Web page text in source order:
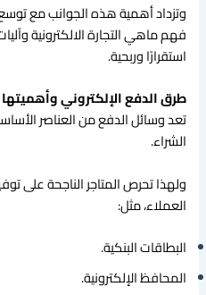
وتزداد أهمية هذه الجوانب مع
فهم ماهي التجارة الالكترونية
استقرارًا وربحية.
طرق الدفع الإلكتروني وأهميتها
تعد وسائل الدفع من العناصر
الشراء.
ولهذا تحرص المتاجر الناجحة على
العملاء، مثل:
البطاقات البنكية.
المحافظ الإلكترونية.